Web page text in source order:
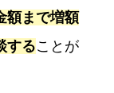
額まで増額
することが